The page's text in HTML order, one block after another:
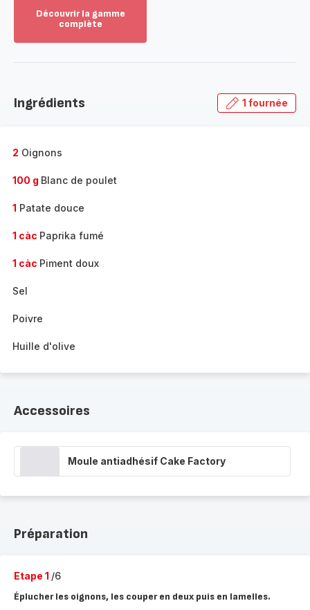
Découvrir la gamme
complète
gamme
Ingrédients 1 fournée
2 Oignons
100 g Blanc de poulet
1 Patate douce
1 càc Paprika fumé
1 càc Piment doux
Sel
Poivre
Huille d'olive
Accessoires
Moule antiadhésif Cake Factory
Préparation
Etape 1 /6
Éplucher les oignons, les couper en deux puis en lamelles.